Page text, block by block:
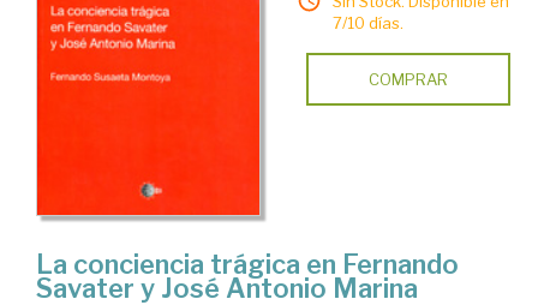
7/10 días.
COMPRAR
La conciencia trágica en Fernando
Savater y José Antonio Marina